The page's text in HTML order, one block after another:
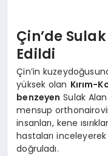
Çin’de
Edildi
Çin’in
yüksek olan Kırım-
benzeyen Sulak
mensup
insanları, kene
hastaları
doğruladı.